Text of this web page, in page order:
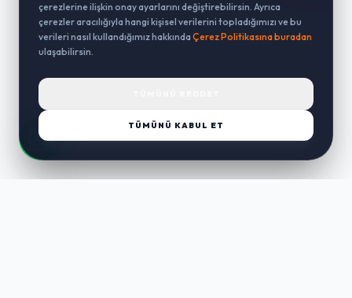
çerezlerine ilişkin onay ayarlarını değiştirebilirsin. Ayrıca
çerezler aracılığıyla hangi kişisel verilerini topladığımızı ve bu
verileri nasıl kullandığımız hakkında Çerez Politikasına buradan
ulaşabilirsin.
TÜMÜNÜ KABUL ET